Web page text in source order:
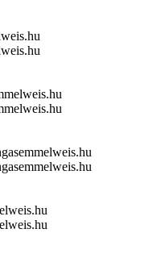
semmelweis.hu
semmelweis.hu